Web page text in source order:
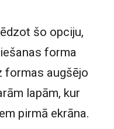
šo opciju,
forma
formas augšējo
lapām, kur
pirmā ekrāna.